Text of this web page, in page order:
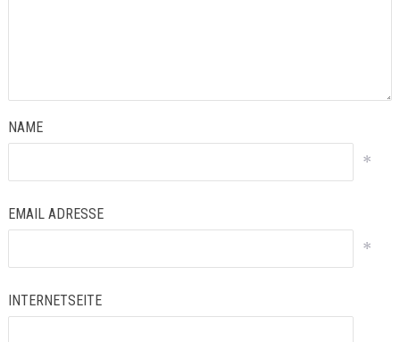
NAME
*
EMAIL ADRESSE
*
INTERNETSEITE